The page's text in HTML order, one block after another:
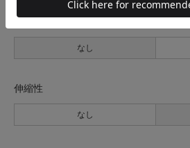
なし
伸縮性
なし